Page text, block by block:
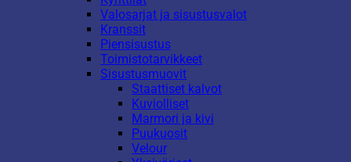
Valosarjat ja sisustusvalot
Kranssit
Piensisustus
Toimistotarvikkeet
Sisustusmuovit
Staattiset kalvot
Kuviolliset
Marmori ja kivi
Puukuosit
Velour